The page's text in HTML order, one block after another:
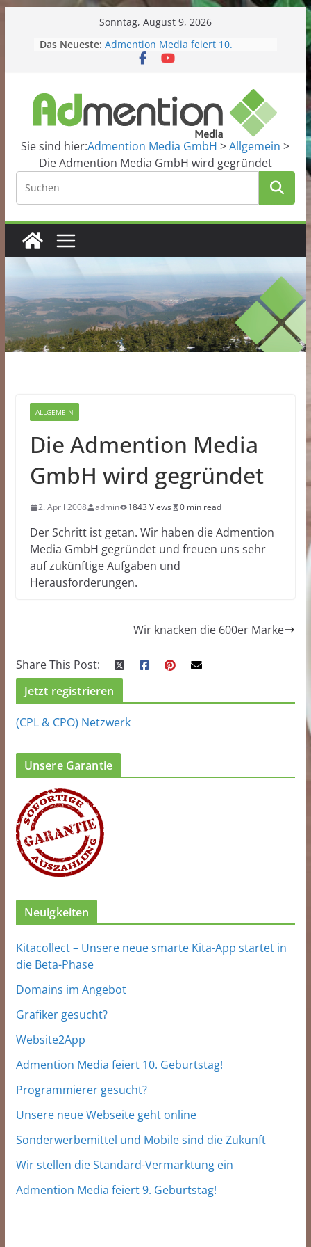
content
Sonntag, August 9, 2026
Das Neueste: Admention Media feiert 10.
Geburtstag!
Kita-App startet in die Beta-Phase
Domains im Angebot
Grafiker gesucht?
Website2App
Sie sind hier:Admention Media GmbH >Allgemein >
Die Admention Media GmbH wird gegründet
ALLGEMEIN
Die Admention Media
GmbH wird gegründet
2. April 2008 admin 1843 Views 0 min read
Der Schritt ist getan. Wir haben die Admention
Media GmbH gegründet und freuen uns sehr
auf zukünftige Aufgaben und
Herausforderungen.
Wir knacken die 600er Marke
Share This Post:
Jetzt registrieren
(CPL & CPO) Netzwerk
Unsere Garantie
Neuigkeiten
Kitacollect – Unsere neue smarte Kita-App startet in
die Beta-Phase
Domains im Angebot
Grafiker gesucht?
Website2App
Admention Media feiert 10. Geburtstag!
Programmierer gesucht?
Unsere neue Webseite geht online
Sonderwerbemittel und Mobile sind die Zukunft
Wir stellen die Standard-Vermarktung ein
Admention Media feiert 9. Geburtstag!